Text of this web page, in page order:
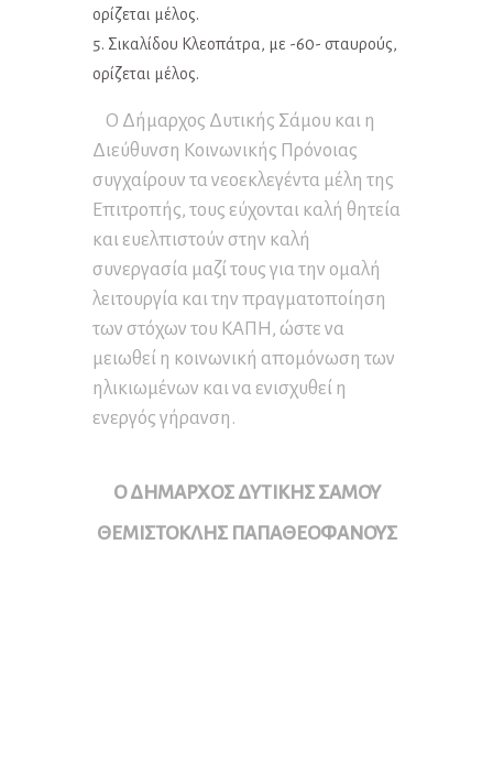
ορίζεται μέλος.
Σικαλίδου Κλεοπάτρα, με -60- σταυρούς,
ορίζεται μέλος.
Ο Δήμαρχος Δυτικής Σάμου και η
Διεύθυνση Κοινωνικής Πρόνοιας
συγχαίρουν τα νεοεκλεγέντα μέλη της
Επιτροπής, τους εύχονται καλή θητεία
και ευελπιστούν στην καλή
συνεργασία μαζί τους για την ομαλή
λειτουργία και την πραγματοποίηση
των στόχων του ΚΑΠΗ, ώστε να
μειωθεί η κοινωνική απομόνωση των
ηλικιωμένων και να ενισχυθεί η
ενεργός γήρανση.
Ο ΔΗΜΑΡΧΟΣ ΔΥΤΙΚΗΣ ΣΑΜΟΥ
ΘΕΜΙΣΤΟΚΛΗΣ ΠΑΠΑΘΕΟΦΑΝΟΥΣ